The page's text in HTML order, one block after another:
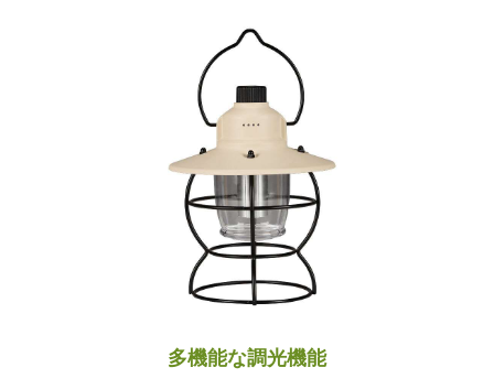
多機能な調光機能